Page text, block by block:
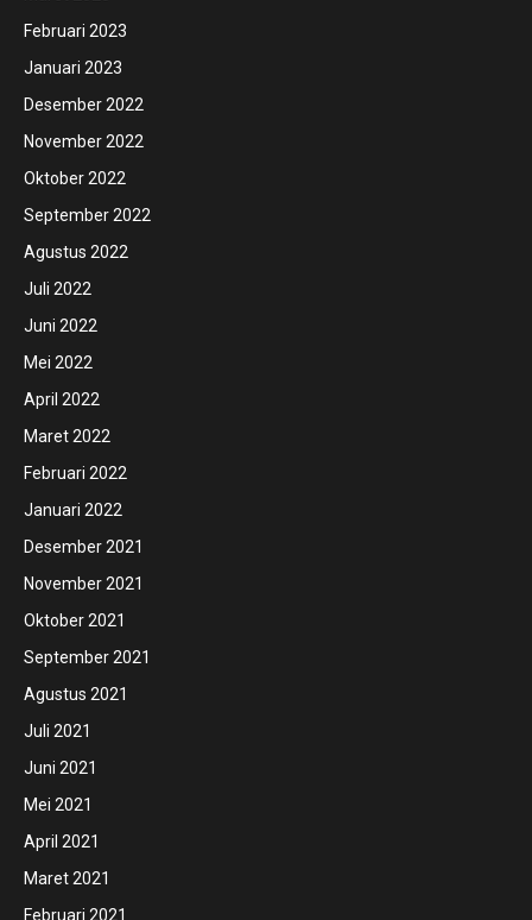
Februari 2023
Januari 2023
Desember 2022
November 2022
Oktober 2022
September 2022
Agustus 2022
Juli 2022
Juni 2022
Mei 2022
April 2022
Maret 2022
Februari 2022
Januari 2022
Desember 2021
November 2021
Oktober 2021
September 2021
Agustus 2021
Juli 2021
Juni 2021
Mei 2021
April 2021
Maret 2021
Februari 2021